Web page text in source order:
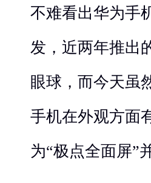
不难看出华为手
发，近两年推出
眼球，而今天虽
手机在外观方面
为“极点全面屏”